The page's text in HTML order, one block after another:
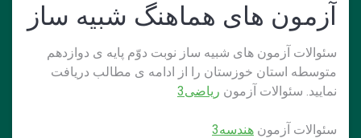
آزمون های هماهنگ شبیه ساز
سئوالات آزمون های شبیه ساز نوبت دوّم پایه ی دوازدهم
متوسطه استان خوزستان را از ادامه ی مطالب دریافت
نمایید. سئوالات آزمون ریاضی3
سئوالات آزمون هندسه3